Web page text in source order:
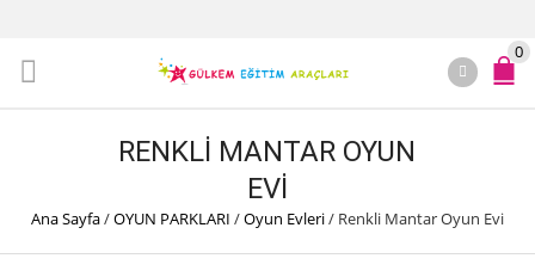
0
RENKLI MANTAR OYUN
EVI
Ana Sayfa/OYUN PARKLARI /Oyun Evleri/ Renkli Mantar Oyun Evi